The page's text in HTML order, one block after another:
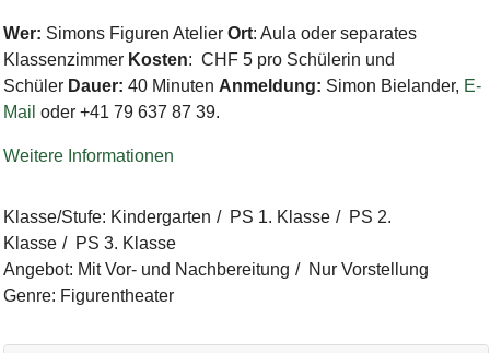
Wer: Simons Figuren Atelier Ort: Aula oder separates
Klassenzimmer Kosten: CHF 5 pro Schülerin und
Schüler Dauer: 40 Minuten Anmeldung: Simon Bielander, E-
Mail oder +41 79 637 87 39.
Weitere Informationen
Klasse/Stufe: Kindergarten PS 1. Klasse
PS 2.
Klasse
PS 3. Klasse
Angebot: Mit Vor- und Nachbereitung
Nur Vorstellung
Genre: Figurentheater